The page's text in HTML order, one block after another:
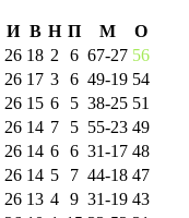
И В Н П М
О
26 18 2 6 67-27 56
26 17 3 6 49-19 54
26 15 6 5 38-25 51
26 14 7 5 55-23 49
26 14 6 6 31-17 48
26 14 5 7 44-18 47
26 13 4 9 31-19 43